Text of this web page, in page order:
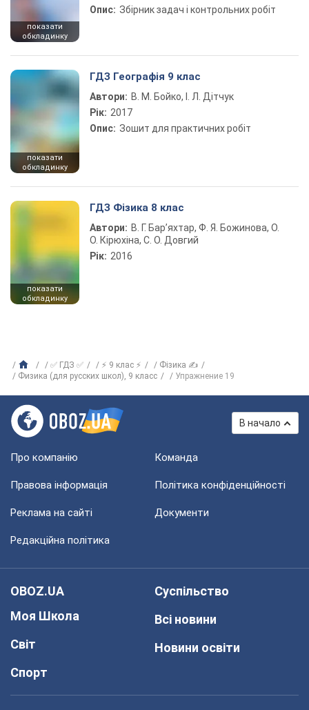
показати
обкладинку
Опис: Збірник задач і контрольних робіт
показати
обкладинку
ГДЗ Географія 9 клас
Автори: В. М. Бойко, І. Л. Дітчук
Рік: 2017
Опис: Зошит для практичних робіт
показати
обкладинку
ГДЗ Фізика 8 клас
Автори: В. Г. Бар’яхтар, Ф. Я. Божинова, О.
О. Кірюхіна, С. О. Довгий
Рік: 2016
✅ ГДЗ ✅ ⚡ 9 клас ⚡
Фізика ✍
Физика (для русских школ), 9 класс
Упражнение 19
В начало
Про компанію Команда
Правова інформація Політика конфіденційності
Реклама на сайті Документи
Редакційна політика
OBOZ.UA
Моя Школа
Світ
Спорт
Суспільство
Всі новини
Новини освіти